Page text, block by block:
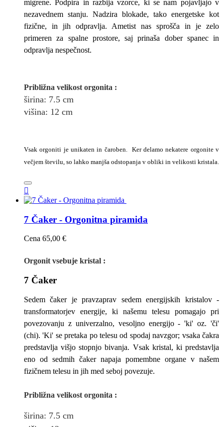
migrene. Podpira in razbija vzorce, ki se nam pojavljajo v
nezavednem stanju. Nadzira blokade, tako energetske kot
fizične, in jih odpravlja. Ametist nas sprošča in je zelo
primeren za spalne prostore, saj prinaša dober spanec in
odpravlja nespečnost.
Približna velikost orgonita :
širina: 7.5 cm
višina: 12 cm
Vsak orgoniti je unikaten in čaroben. Ker delamo nekatere orgonite v
večjem številu, so lahko manjša odstopanja v obliki in velikosti kristala.

7 Čaker - Orgonitna piramida
Cena 65,00 €
Orgonit vsebuje kristal :
7 Čaker
Sedem čaker je pravzaprav sedem energijskih kristalov -
transformatorjev energije, ki našemu telesu pomagajo pri
povezovanju z univerzalno, vesoljno energijo - 'ki' oz. 'či'
(chi). 'Ki' se pretaka po telesu od spodaj navzgor; vsaka čakra
predstavlja višjo stopnjo bivanja. Vsak kristal, ki predstavlja
eno od sedmih čaker napaja pomembne organe v našem
fizičnem telesu in jih med seboj povezuje.
Približna velikostorgonita :
širina: 7.5 cm